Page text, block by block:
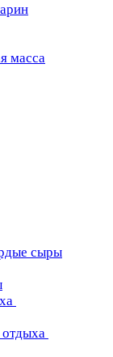
масса
сыры